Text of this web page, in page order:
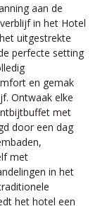
aan de
in het Hotel
uitgestrekte
perfecte setting
en gemak
Ontwaak elke
met
door een dag
met
in het
het hotel een